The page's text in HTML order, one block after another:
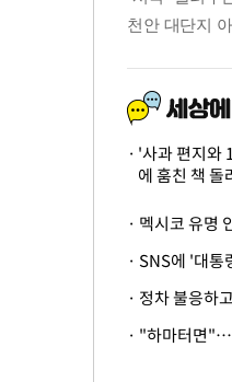
'사과 편지와
에 훔친 책 돌